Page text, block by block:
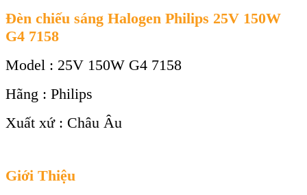
Đèn chiếu sáng Halogen Philips 25V 150W
G4 7158
Model : 25V 150W G4 7158
Hãng : Philips
Xuất xứ : Châu Âu
Giới Thiệu